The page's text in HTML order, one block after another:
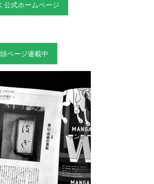
公式ホームページ
ページ連載中